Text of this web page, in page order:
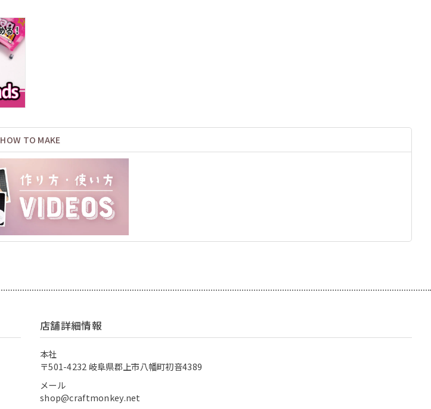
HOW TO MAKE
店舗詳細情報
本社
〒501-4232 岐阜県郡上市八幡町初音4389
メール
shop@craftmonkey.net